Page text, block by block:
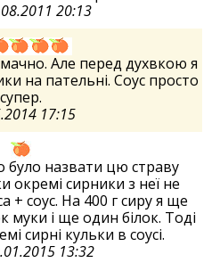
20:13
Але перед духвкою я
на пательні. Соус просто
супер.
17:15
було назвати цю страву
окремі сирники з неї не
+ соус. На 400 г сиру я ще
муки і ще один білок. Тоді
сирні кульки в соусі.
13:32